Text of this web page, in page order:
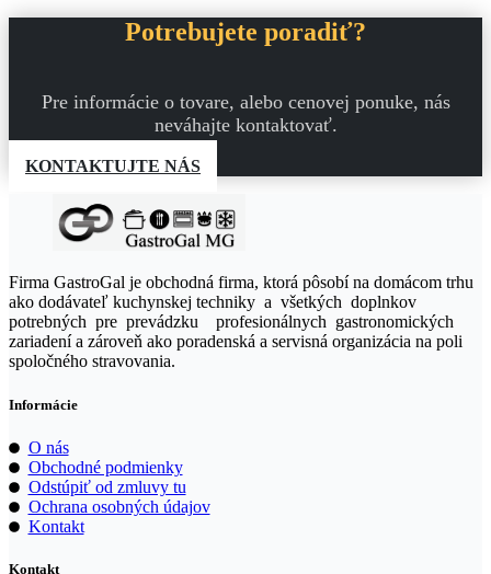
Potrebujete poradiť?
Pre informácie o tovare, alebo cenovej ponuke, nás
neváhajte kontaktovať.
KONTAKTUJTE NÁS
Firma GastroGal je obchodná firma, ktorá pôsobí na domácom trhu
ako dodávateľ kuchynskej techniky a všetkých doplnkov
potrebných pre prevádzku profesionálnych gastronomických
zariadení a zároveň ako poradenská a servisná organizácia na poli
spoločného stravovania.
Informácie
O nás
Obchodné podmienky
Odstúpiť od zmluvy tu
Ochrana osobných údajov
Kontakt
Kontakt